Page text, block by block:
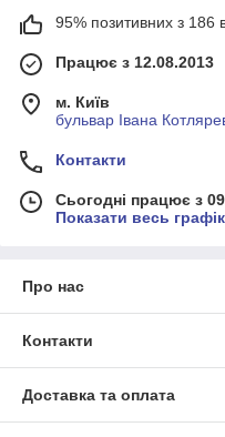
95% позитивних з 186
Працює з 12.08.2013
м. Київ
бульвар Івана
Контакти
Сьогодні працює з
Показати весь
Про нас
Контакти
Доставка та оплата